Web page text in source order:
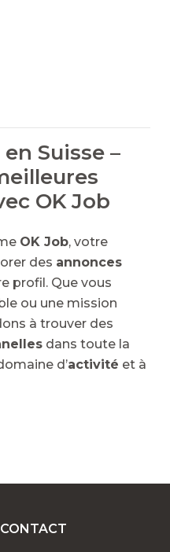
Suisse –
OK Job
OK Job, votre
des annonces
profil. Que vous
ou une mission
à trouver des
dans toute la
d’activité et à
VACANTS
CONTACT